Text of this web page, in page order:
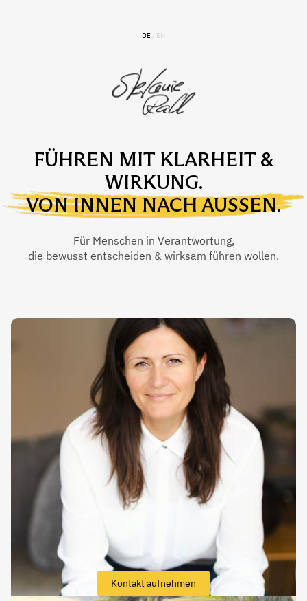
DE / EN
FÜHREN MIT KLARHEIT &
WIRKUNG.
VON INNEN NACH AUSSEN.
Für Menschen in Verantwortung,
die bewusst entscheiden & wirksam führen wollen.
Kontakt aufnehmen